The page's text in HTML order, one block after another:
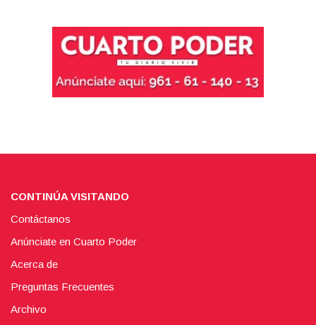
CONTINÚA VISITANDO
Contáctanos
Anúnciate en Cuarto Poder
Acerca de
Preguntas Frecuentes
Archivo